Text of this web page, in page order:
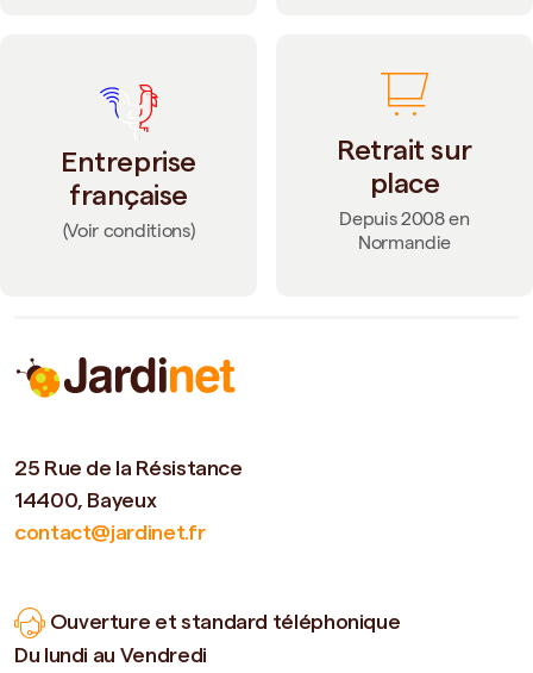
Entreprise
française
(Voir conditions)
Retrait sur
place
Depuis 2008 en
Normandie
25 Rue de la Résistance
14400, Bayeux
contact@jardinet.fr
Ouverture et standard téléphonique
Du lundi au Vendredi